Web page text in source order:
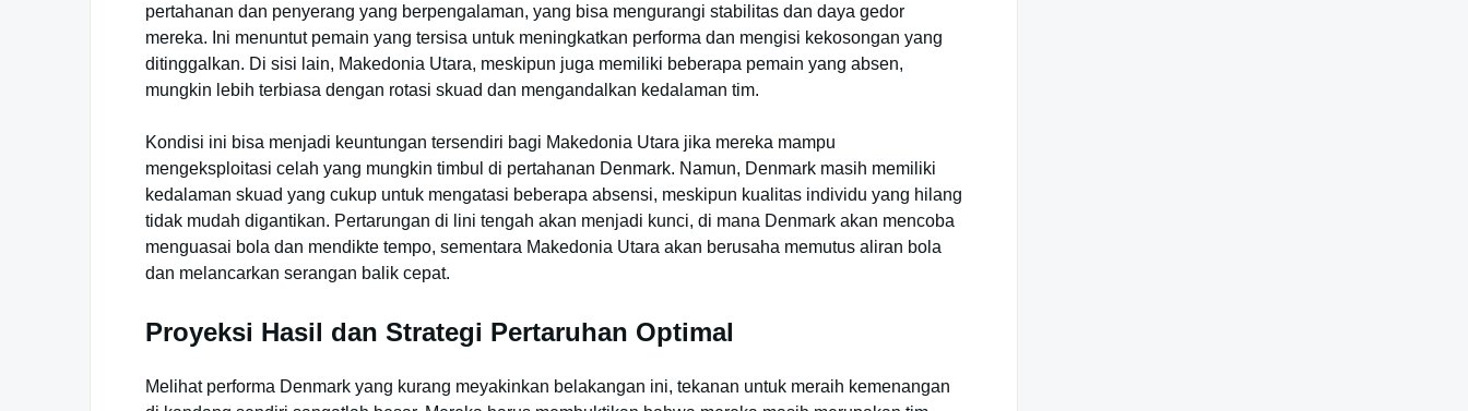
pertahanan dan penyerang yang berpengalaman, yang bisa mengurangi stabilitas dan daya gedor
mereka. Ini menuntut pemain yang tersisa untuk meningkatkan performa dan mengisi kekosongan yang
ditinggalkan. Di sisi lain, Makedonia Utara, meskipun juga memiliki beberapa pemain yang absen,
mungkin lebih terbiasa dengan rotasi skuad dan mengandalkan kedalaman tim.
Kondisi ini bisa menjadi keuntungan tersendiri bagi Makedonia Utara jika mereka mampu
mengeksploitasi celah yang mungkin timbul di pertahanan Denmark. Namun, Denmark masih memiliki
kedalaman skuad yang cukup untuk mengatasi beberapa absensi, meskipun kualitas individu yang hilang
tidak mudah digantikan. Pertarungan di lini tengah akan menjadi kunci, di mana Denmark akan mencoba
menguasai bola dan mendikte tempo, sementara Makedonia Utara akan berusaha memutus aliran bola
dan melancarkan serangan balik cepat.
Proyeksi Hasil dan Strategi Pertaruhan Optimal
Melihat performa Denmark yang kurang meyakinkan belakangan ini, tekanan untuk meraih kemenangan